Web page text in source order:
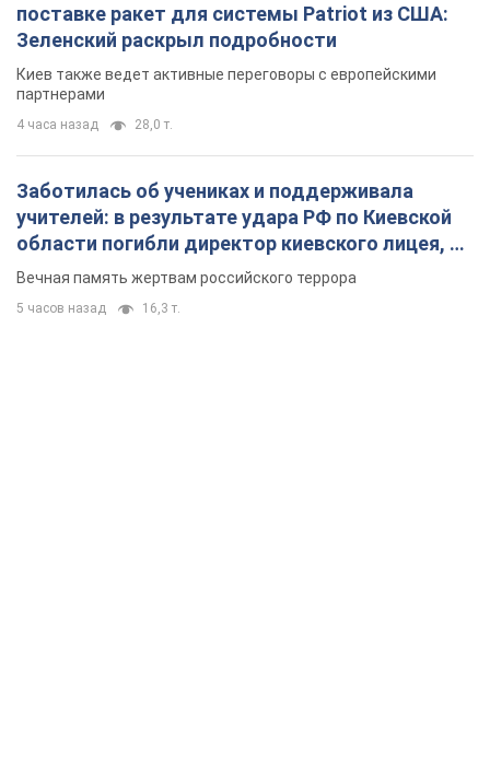
поставке ракет для системы Patriot из США:
Зеленский раскрыл подробности
Киев также ведет активные переговоры с европейскими
партнерами
4 часа назад 28,0 т.
Заботилась об учениках и поддерживала
учителей: в результате удара РФ по Киевской
области погибли директор киевского лицея, её
муж и внук
Вечная память жертвам российского террора
5 часов назад 16,3 т.